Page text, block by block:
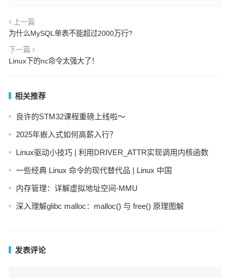
上一篇
为什么MySQL单表不能超过2000万行?
下一篇
Linux下的nc命令太强大了！
相关推荐
良许的STM32课程重磅上线啦～
2025年嵌入式如何高薪入行？
Linux驱动小技巧 | 利用DRIVER_ATTR实现调用内核函数
一些经典 Linux 命令的现代替代品 | Linux 中国
内存管理：详解虚拟地址空间-MMU
深入理解glibc malloc：malloc() 与 free() 原理图解
发表评论